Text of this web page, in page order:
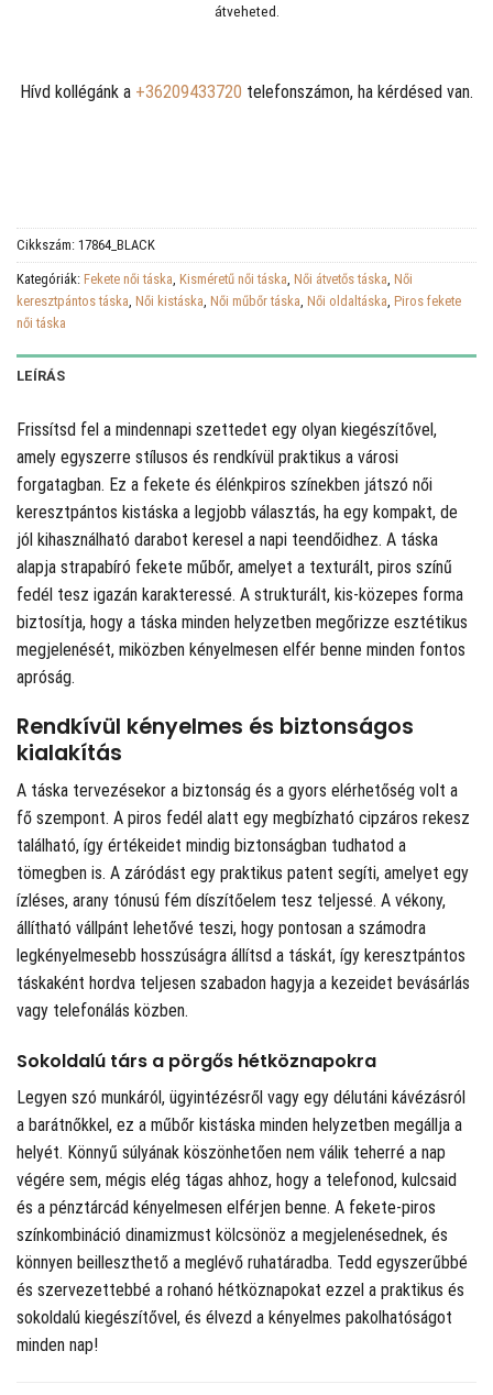
átveheted.
Hívd kollégánk a +36209433720 telefonszámon, ha kérdésed van.
Cikkszám: 17864_BLACK
Kategóriák: Fekete női táska, Kisméretű női táska, Női átvetős táska, Női
keresztpántos táska, Női kistáska, Női műbőr táska, Női oldaltáska, Piros fekete
női táska
LEÍRÁS
Frissítsd fel a mindennapi szettedet egy olyan kiegészítővel,
amely egyszerre stílusos és rendkívül praktikus a városi
forgatagban. Ez a fekete és élénkpiros színekben játszó női
keresztpántos kistáska a legjobb választás, ha egy kompakt, de
jól kihasználható darabot keresel a napi teendőidhez. A táska
alapja strapabíró fekete műbőr, amelyet a texturált, piros színű
fedél tesz igazán karakteressé. A strukturált, kis-közepes forma
biztosítja, hogy a táska minden helyzetben megőrizze esztétikus
megjelenését, miközben kényelmesen elfér benne minden fontos
apróság.
Rendkívül kényelmes és biztonságos
kialakítás
A táska tervezésekor a biztonság és a gyors elérhetőség volt a
fő szempont. A piros fedél alatt egy megbízható cipzáros rekesz
található, így értékeidet mindig biztonságban tudhatod a
tömegben is. A záródást egy praktikus patent segíti, amelyet egy
ízléses, arany tónusú fém díszítőelem tesz teljessé. A vékony,
állítható vállpánt lehetővé teszi, hogy pontosan a számodra
legkényelmesebb hosszúságra állítsd a táskát, így keresztpántos
táskaként hordva teljesen szabadon hagyja a kezeidet bevásárlás
vagy telefonálás közben.
Sokoldalú társ a pörgős hétköznapokra
Legyen szó munkáról, ügyintézésről vagy egy délutáni kávézásról
a barátnőkkel, ez a műbőr kistáska minden helyzetben megállja a
helyét. Könnyű súlyának köszönhetően nem válik teherré a nap
végére sem, mégis elég tágas ahhoz, hogy a telefonod, kulcsaid
és a pénztárcád kényelmesen elférjen benne. A fekete-piros
színkombináció dinamizmust kölcsönöz a megjelenésednek, és
könnyen beilleszthető a meglévő ruhatáradba. Tedd egyszerűbbé
és szervezettebbé a rohanó hétköznapokat ezzel a praktikus és
sokoldalú kiegészítővel, és élvezd a kényelmes pakolhatóságot
minden nap!